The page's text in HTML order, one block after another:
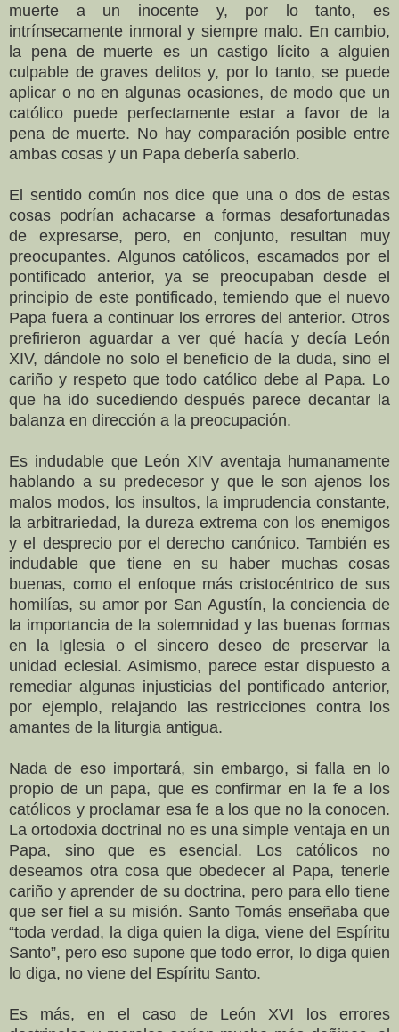
muerte a un inocente y, por lo tanto, es
intrínsecamente inmoral y siempre malo. En cambio,
la pena de muerte es un castigo lícito a alguien
culpable de graves delitos y, por lo tanto, se puede
aplicar o no en algunas ocasiones, de modo que un
católico puede perfectamente estar a favor de la
pena de muerte. No hay comparación posible entre
ambas cosas y un Papa debería saberlo.
El sentido común nos dice que una o dos de estas
cosas podrían achacarse a formas desafortunadas
de expresarse, pero, en conjunto, resultan muy
preocupantes. Algunos católicos, escamados por el
pontificado anterior, ya se preocupaban desde el
principio de este pontificado, temiendo que el nuevo
Papa fuera a continuar los errores del anterior. Otros
prefirieron aguardar a ver qué hacía y decía León
XIV, dándole no solo el beneficio de la duda, sino el
cariño y respeto que todo católico debe al Papa. Lo
que ha ido sucediendo después parece decantar la
balanza en dirección a la preocupación.
Es indudable que León XIV aventaja humanamente
hablando a su predecesor y que le son ajenos los
malos modos, los insultos, la imprudencia constante,
la arbitrariedad, la dureza extrema con los enemigos
y el desprecio por el derecho canónico. También es
indudable que tiene en su haber muchas cosas
buenas, como el enfoque más cristocéntrico de sus
homilías, su amor por San Agustín, la conciencia de
la importancia de la solemnidad y las buenas formas
en la Iglesia o el sincero deseo de preservar la
unidad eclesial. Asimismo, parece estar dispuesto a
remediar algunas injusticias del pontificado anterior,
por ejemplo, relajando las restricciones contra los
amantes de la liturgia antigua.
Nada de eso importará, sin embargo, si falla en lo
propio de un papa, que es confirmar en la fe a los
católicos y proclamar esa fe a los que no la conocen.
La ortodoxia doctrinal no es una simple ventaja en un
Papa, sino que es esencial. Los católicos no
deseamos otra cosa que obedecer al Papa, tenerle
cariño y aprender de su doctrina, pero para ello tiene
que ser fiel a su misión. Santo Tomás enseñaba que
“toda verdad, la diga quien la diga, viene del Espíritu
Santo”, pero eso supone que todo error, lo diga quien
lo diga, no viene del Espíritu Santo.
Es más, en el caso de León XVI los errores